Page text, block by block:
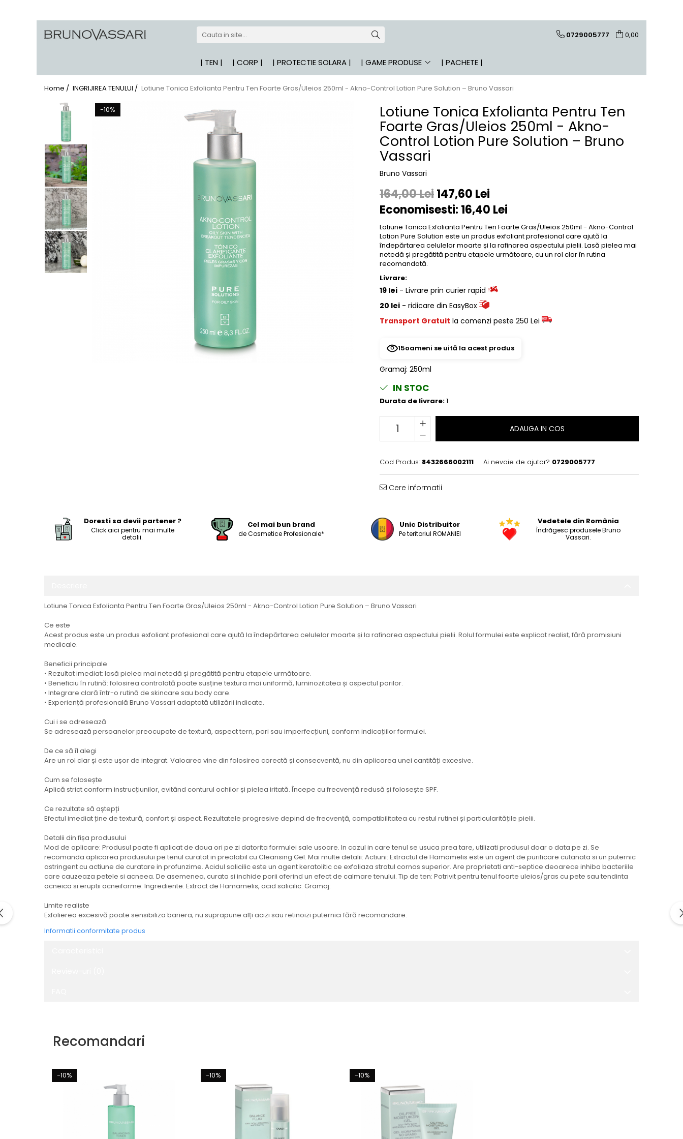
| GAME PRODUSE
Pure Solutions - Ten Acneic
Bioceuticals - Ten Matur
Lab Radiance - Stralucire
Skin Comfort - Ten Sensibil
White - Pete Pigmentare
The Basics - Rutina Simpla
Sun Defense - Protectie Solara
ANTI-STRESS
Aqua Genomics - Hidratare
Body Care - Pentru corp
Collagen Booster - Ten Matur
Glyco System - Acid Glicolic
0729005777 0,00
| TEN | | CORP | | PROTECTIE SOLARA | | GAME PRODUSE | PACHETE |
Home / INGRIJIREA TENULUI / Lotiune Tonica Exfolianta Pentru Ten Foarte Gras/Uleios 250ml - Akno-Control Lotion Pure Solution – Bruno Vassari
Lotiune Tonica Exfolianta Pentru Ten
Foarte Gras/Uleios 250ml - Akno-
Control Lotion Pure Solution – Bruno
Vassari
Bruno Vassari
-10%
164,00 Lei147,60 Lei
Economisesti: 16,40 Lei
Lotiune Tonica Exfolianta Pentru Ten Foarte Gras/Uleios 250ml - Akno-Control
Lotion Pure Solution este un produs exfoliant profesional care ajută la
îndepărtarea celulelor moarte și la rafinarea aspectului pielii. Lasă pielea mai
netedă și pregătită pentru etapele următoare, cu un rol clar în rutina
recomandată.
Livrare:
19 lei - Livrare prin curier rapid
20 lei - ridicare din EasyBox
Transport Gratuit la comenzi peste 250 Lei
15oameni se uită la acest produs
Gramaj: 250ml
IN STOC
Durata de livrare:1
ADAUGA IN COS
Cod Produs: 8432666002111 Ai nevoie de ajutor? 0729005777
Cere informatii
Doresti sa devii partener ?
Click aici pentru mai multe
detalii.
Cel mai bun brand
de Cosmetice Profesionale*
Unic Distribuitor
Pe teritoriul ROMANIEI
Vedetele din România
Îndrăgesc produsele Bruno
Vassari.
Lotiune Tonica Exfolianta Pentru Ten Foarte Gras/Uleios 250ml - Akno-Control Lotion Pure Solution – Bruno Vassari
Ce este
Acest produs este un produs exfoliant profesional care ajută la îndepărtarea celulelor moarte și la rafinarea aspectului pielii. Rolul formulei este explicat realist, fără promisiuni
medicale.
Beneficii principale
• Rezultat imediat: lasă pielea mai netedă și pregătită pentru etapele următoare.
• Beneficiu în rutină: folosirea controlată poate susține textura mai uniformă, luminozitatea și aspectul porilor.
• Integrare clară într-o rutină de skincare sau body care.
• Experiență profesională Bruno Vassari adaptată utilizării indicate.
Cui i se adresează
Se adresează persoanelor preocupate de textură, aspect tern, pori sau imperfecțiuni, conform indicațiilor formulei.
De ce să îl alegi
Are un rol clar și este ușor de integrat. Valoarea vine din folosirea corectă și consecventă, nu din aplicarea unei cantități excesive.
Cum se folosește
Aplică strict conform instrucțiunilor, evitând conturul ochilor și pielea iritată. Începe cu frecvență redusă și folosește SPF.
Ce rezultate să aștepți
Efectul imediat ține de textură, confort și aspect. Rezultatele progresive depind de frecvență, compatibilitatea cu restul rutinei și particularitățile pielii.
Detalii din fișa produsului
Mod de aplicare: Produsul poate fi aplicat de doua ori pe zi datorita formulei sale usoare. In cazul in care tenul se usuca prea tare, utilizati produsul doar o data pe zi. Se
recomanda aplicarea produsului pe tenul curatat in prealabil cu Cleansing Gel. Mai multe detalii: Actiuni: Extractul de Hamamelis este un agent de purificare cutanata si un puternic
astringent cu actiune de curatare in profunzime. Acidul salicilic este un agent keratolitic ce exfoliaza stratul cornos superior. Are proprietati anti-septice deoarece inhiba bacteriile
care cauzeaza petele si acneea. De asemenea, curata si inchide porii oferind un efect de calmare tenului. Tip de ten: Potrivit pentru tenul foarte uleios/gras cu pete sau tendinta
acneica si eruptii acneiforme. Ingrediente: Extract de Hamamelis, acid salicilic. Gramaj:
Limite realiste
Exfolierea excesivă poate sensibiliza bariera; nu suprapune alți acizi sau retinoizi puternici fără recomandare.
Informatii conformitate produs
Recomandari
-10% -10% -10%